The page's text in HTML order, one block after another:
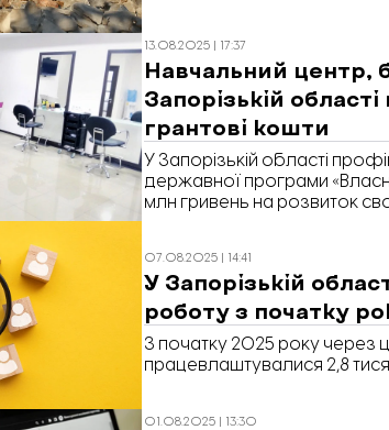
13.08.2025 | 17:37
Навчальний центр,
Запорізькій
грантові кошти
У Запорізькій області
державної програми
млн гривень на розвиток
07.08.2025 | 14:41
У Запорізькій
роботу з початку
З початку 2025 року через
працевлаштувалися 2,8
01.08.2025 | 13:30